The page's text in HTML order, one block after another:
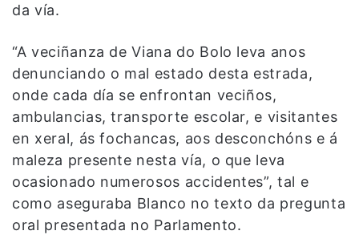
da vía.
“A veciñanza de Viana do Bolo leva anos
denunciando o mal estado desta estrada,
onde cada día se enfrontan veciños,
ambulancias, transporte escolar, e visitantes
en xeral, ás fochancas, aos desconchóns e á
maleza presente nesta vía, o que leva
ocasionado numerosos accidentes”, tal e
como aseguraba Blanco no texto da pregunta
oral presentada no Parlamento.